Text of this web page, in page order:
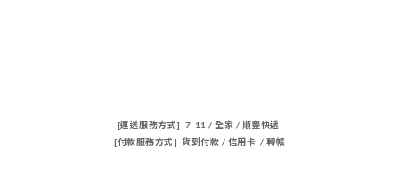
[運送服務方式] 7-11 / 全家 / 順豐快遞
[付款服務方式] 貨到付款 / 信用卡 / 轉帳